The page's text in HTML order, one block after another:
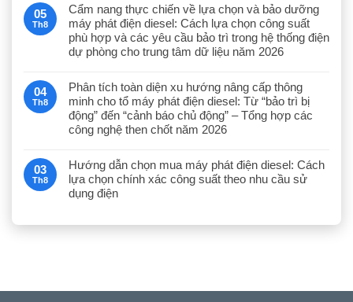
05
Th8
Cẩm nang thực chiến về lựa chọn và bảo dưỡng
máy phát điện diesel: Cách lựa chọn công suất
phù hợp và các yêu cầu bảo trì trong hệ thống điện
dự phòng cho trung tâm dữ liệu năm 2026
04
Th8
Phân tích toàn diện xu hướng nâng cấp thông
minh cho tổ máy phát điện diesel: Từ “bảo trì bị
động” đến “cảnh báo chủ động” – Tổng hợp các
công nghệ then chốt năm 2026
03
Th8
Hướng dẫn chọn mua máy phát điện diesel: Cách
lựa chọn chính xác công suất theo nhu cầu sử
dụng điện